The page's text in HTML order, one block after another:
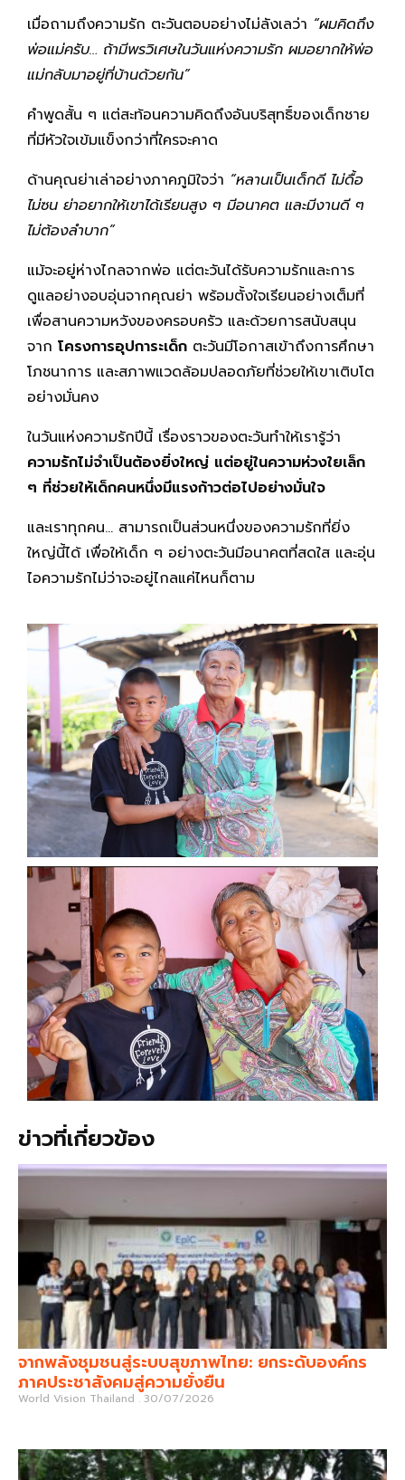
เมื่อถามถึงความรัก ตะวันตอบอย่างไม่ลังเลว่า “ผมคิดถึง
พ่อแม่ครับ… ถ้ามีพรวิเศษในวันแห่งความรัก ผมอยากให้พ่อ
แม่กลับมาอยู่ที่บ้านด้วยกัน”
คำพูดสั้น ๆ แต่สะท้อนความคิดถึงอันบริสุทธิ์ของเด็กชาย
ที่มีหัวใจเข้มแข็งกว่าที่ใครจะคาด
ด้านคุณย่าเล่าอย่างภาคภูมิใจว่า “หลานเป็นเด็กดี ไม่ดื้อ
ไม่ซน ย่าอยากให้เขาได้เรียนสูง ๆ มีอนาคต และมีงานดี ๆ
ไม่ต้องลำบาก”
แม้จะอยู่ห่างไกลจากพ่อ แต่ตะวันได้รับความรักและการ
ดูแลอย่างอบอุ่นจากคุณย่า พร้อมตั้งใจเรียนอย่างเต็มที่
เพื่อสานความหวังของครอบครัว และด้วยการสนับสนุน
จาก โครงการอุปการะเด็ก ตะวันมีโอกาสเข้าถึงการศึกษา
โภชนาการ และสภาพแวดล้อมปลอดภัยที่ช่วยให้เขาเติบโต
อย่างมั่นคง
ในวันแห่งความรักปีนี้ เรื่องราวของตะวันทำให้เรารู้ว่า
ความรักไม่จำเป็นต้องยิ่งใหญ่ แต่อยู่ในความห่วงใยเล็ก
ๆ ที่ช่วยให้เด็กคนหนึ่งมีแรงก้าวต่อไปอย่างมั่นใจ
และเราทุกคน… สามารถเป็นส่วนหนึ่งของความรักที่ยิ่ง
ใหญ่นี้ได้ เพื่อให้เด็ก ๆ อย่างตะวันมีอนาคตที่สดใส และอุ่น
ไอความรักไม่ว่าจะอยู่ไกลแค่ไหนก็ตาม
ข่าวที่เกี่ยวข้อง
จากพลังชุมชนสู่ระบบสุขภาพไทย: ยกระดับองค์กร
ภาคประชาสังคมสู่ความยั่งยืน
World Vision Thailand 30/07/2026